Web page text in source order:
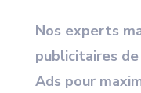
Nos experts
publicitaires
Ads pour